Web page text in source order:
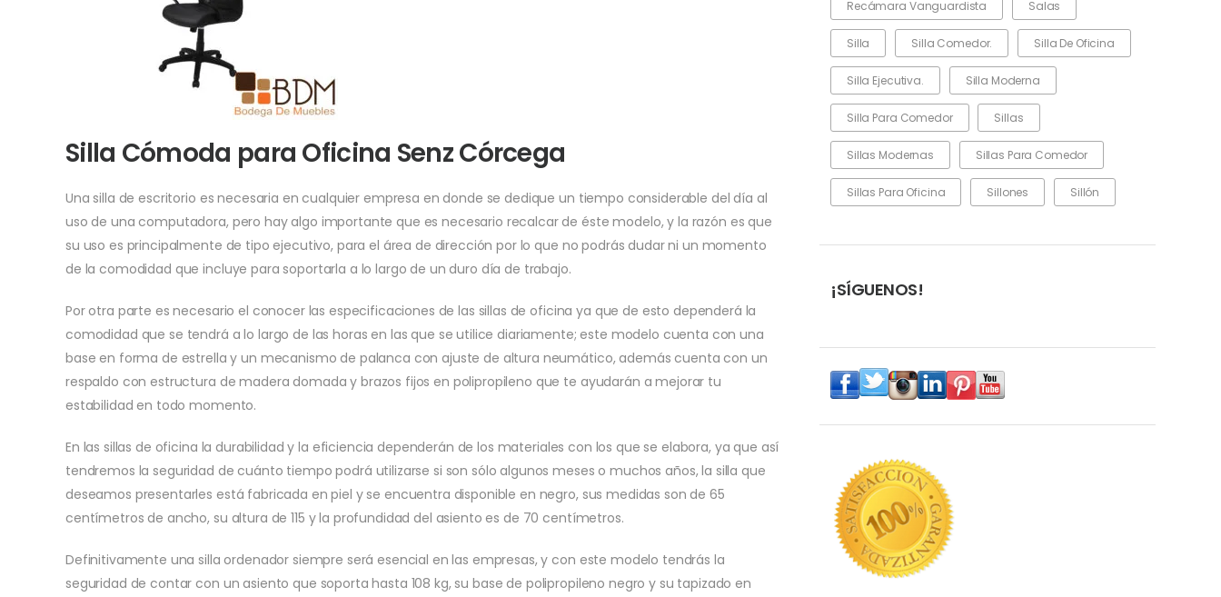
Recámara Vanguardista Salas
Silla Silla Comedor. Silla De Oficina
Silla Ejecutiva. Silla Moderna
Silla Para Comedor Sillas
Sillas Modernas Sillas Para Comedor
Sillas Para Oficina Sillones Sillón
¡SÍGUENOS!
Silla Cómoda para Oficina Senz Córcega
Una silla de escritorio es necesaria en cualquier empresa en donde se dedique un tiempo considerable del día al
uso de una computadora, pero hay algo importante que es necesario recalcar de éste modelo, y la razón es que
su uso es principalmente de tipo ejecutivo, para el área de dirección por lo que no podrás dudar ni un momento
de la comodidad que incluye para soportarla a lo largo de un duro día de trabajo.
Por otra parte es necesario el conocer las especificaciones de las sillas de oficina ya que de esto dependerá la
comodidad que se tendrá a lo largo de las horas en las que se utilice diariamente; este modelo cuenta con una
base en forma de estrella y un mecanismo de palanca con ajuste de altura neumático, además cuenta con un
respaldo con estructura de madera domada y brazos fijos en polipropileno que te ayudarán a mejorar tu
estabilidad en todo momento.
En las sillas de oficina la durabilidad y la eficiencia dependerán de los materiales con los que se elabora, ya que así
tendremos la seguridad de cuánto tiempo podrá utilizarse si son sólo algunos meses o muchos años, la silla que
deseamos presentarles está fabricada en piel y se encuentra disponible en negro, sus medidas son de 65
centímetros de ancho, su altura de 115 y la profundidad del asiento es de 70 centímetros.
Definitivamente una silla ordenador siempre será esencial en las empresas, y con este modelo tendrás la
seguridad de contar con un asiento que soporta hasta 108 kg, su base de polipropileno negro y su tapizado en